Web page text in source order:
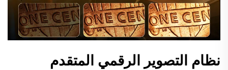
نظام التصوير الرقمي المتقدم